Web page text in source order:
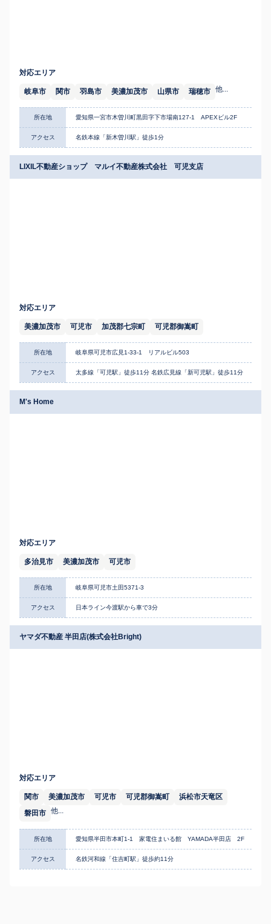
対応エリア
岐阜市 関市 羽島市 美濃加茂市 山県市 瑞穂市 他...
所在地 愛知県一宮市木曽川町黒田字下市場南127-1 APEXビル2F
アクセス 名鉄本線「新木曽川駅」徒歩1分
LIXIL不動産ショップ マルイ不動産株式会社 可児支店
対応エリア
美濃加茂市 可児市 加茂郡七宗町 可児郡御嵩町
所在地 岐阜県可児市広見1-33-1 リアルビル503
アクセス 太多線「可児駅」徒歩11分 名鉄広見線「新可児駅」徒歩11分
M's Home
対応エリア
多治見市 美濃加茂市 可児市
所在地 岐阜県可児市土田5371-3
アクセス 日本ライン今渡駅から車で3分
ヤマダ不動産 半田店(株式会社Bright)
対応エリア
関市 美濃加茂市 可児市 可児郡御嵩町
浜松市天竜区
磐田市 他...
所在地 愛知県半田市本町1-1 家電住まいる館 YAMADA半田店 2F
アクセス 名鉄河和線「住吉町駅」徒歩約11分